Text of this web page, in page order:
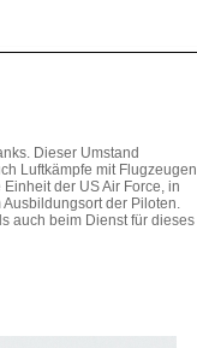
Dieser Umstand
Luftkämpfe mit Flugzeugen
der US Air Force, in
der Piloten.
auch beim Dienst für dieses